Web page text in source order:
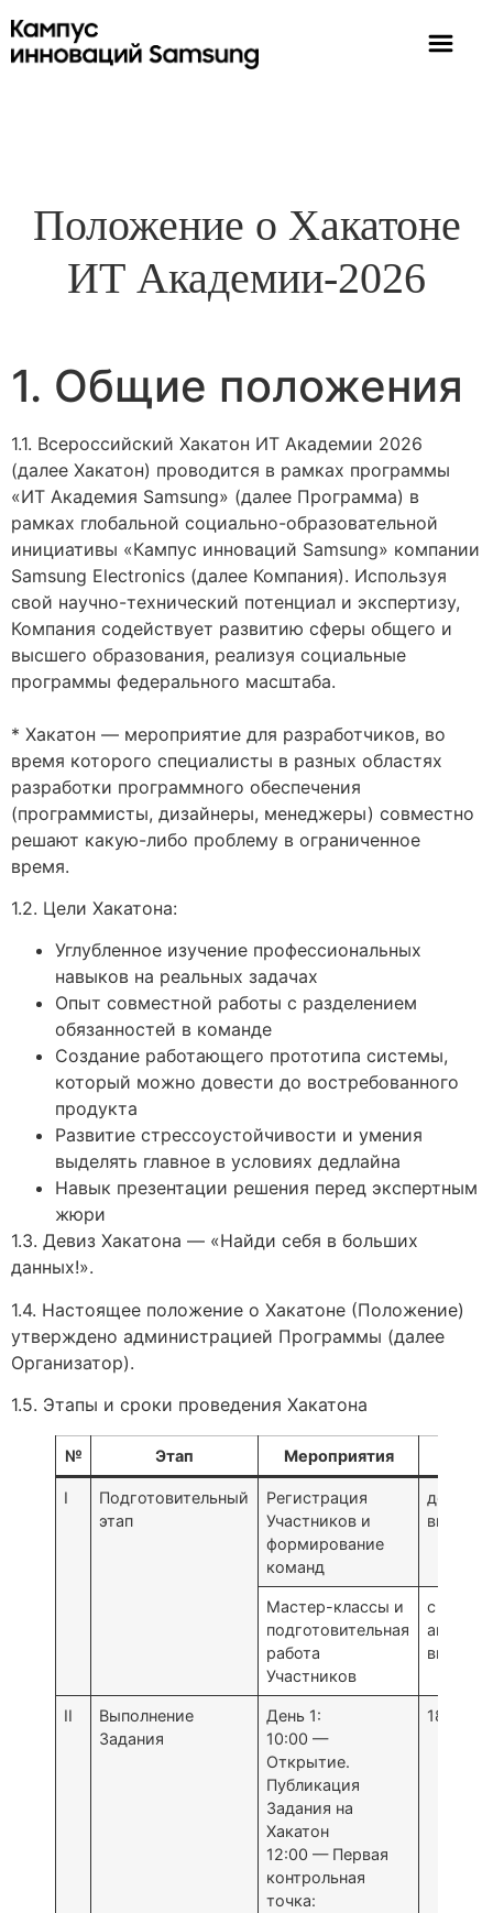
Положение о Хакатоне
ИТ Академии-2026
1. Общие положения
1.1. Всероссийский Хакатон ИТ Академии 2026
(далее Хакатон) проводится в рамках программы
«ИТ Академия Samsung» (далее Программа) в
рамках глобальной социально-образовательной
инициативы «Кампус инноваций Samsung» компании
Samsung Electronics (далее Компания). Используя
свой научно-технический потенциал и экспертизу,
Компания содействует развитию сферы общего и
высшего образования, реализуя социальные
программы федерального масштаба.
* Хакатон — мероприятие для разработчиков, во
время которого специалисты в разных областях
разработки программного обеспечения
(программисты, дизайнеры, менеджеры) совместно
решают какую-либо проблему в ограниченное
время.
1.2. Цели Хакатона:
Углубленное изучение профессиональных
навыков на реальных задачах
Опыт совместной работы с разделением
обязанностей в команде
Создание работающего прототипа системы,
который можно довести до востребованного
продукта
Развитие стрессоустойчивости и умения
выделять главное в условиях дедлайна
Навык презентации решения перед экспертным
жюри
1.3. Девиз Хакатона — «Найди себя в больших
данных!».
1.4. Настоящее положение о Хакатоне (Положение)
утверждено администрацией Программы (далее
Организатор).
1.5. Этапы и сроки проведения Хакатона
№ Этап Мероприятия
I
Подготовительный
этап
Регистрация
Участников и
формирование
команд
до 17
Мастер-классы и
подготовительная
работа
Участников
с 4 до
апреля
II
Выполнение
Задания
День 1:
10:00 —
Открытие.
Публикация
Задания на
Хакатон
12:00 — Первая
контрольная
точка:
18